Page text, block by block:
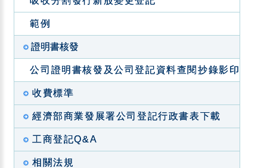
範例
證明書核發
公司證明書核發及公司登記資料查閱抄錄影印
收費標準
經濟部商業發展署公司登記行政書表下載
工商登記Q&A
相關法規